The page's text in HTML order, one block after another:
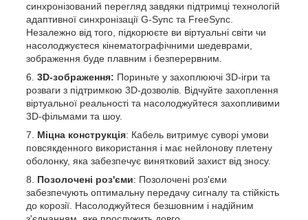
синхронізований перегляд завдяки підтримці технологій
адаптивної синхронізації G-Sync та FreeSync.
Незалежно від того, підкорюєте ви віртуальні світи чи
насолоджуєтеся кінематографічними шедеврами,
зображення буде плавним і безперервним.
3D-зображення: Пориньте у захоплюючі 3D-ігри та
розваги з підтримкою 3D-дозволів. Відчуйте захоплення
віртуальної реальності та насолоджуйтеся захопливими
3D-фільмами та шоу.
Міцна конструкція: Кабель витримує суворі умови
повсякденного використання і має нейлонову плетену
оболонку, яка забезпечує винятковий захист від зносу.
Позолочені роз'єми: Позолочені роз'єми
забезпечують оптимальну передачу сигналу та стійкість
до корозії. Насолоджуйтеся безшовним і надійним